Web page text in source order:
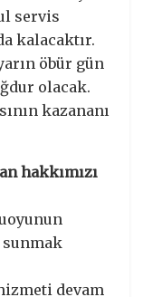
servis
kalacaktır.
öbür gün
olacak.
kazananı
hakkımızı
devam